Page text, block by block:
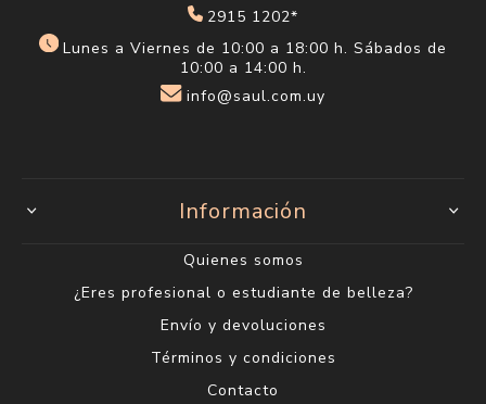
2915 1202*
Lunes a Viernes de 10:00 a 18:00 h. Sábados de
10:00 a 14:00 h.
info@saul.com.uy
Información
Quienes somos
¿Eres profesional o estudiante de belleza?
Envío y devoluciones
Términos y condiciones
Contacto